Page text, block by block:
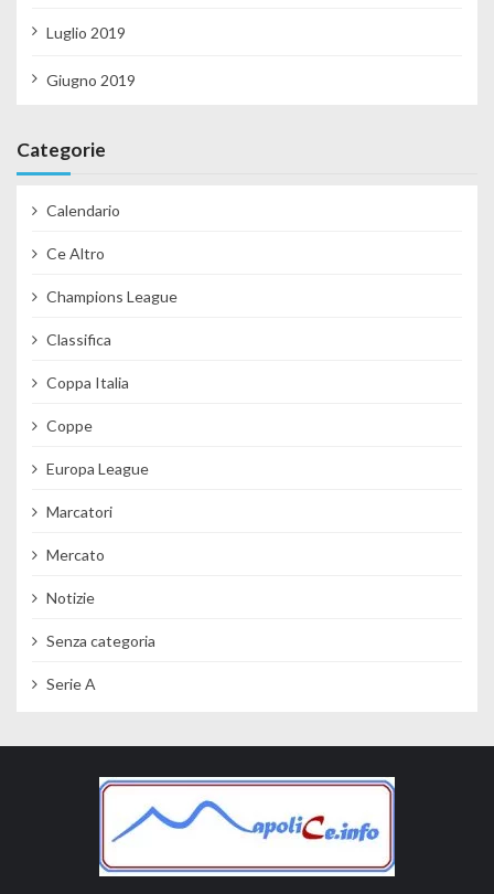
Luglio 2019
Giugno 2019
Categorie
Calendario
Ce Altro
Champions League
Classifica
Coppa Italia
Coppe
Europa League
Marcatori
Mercato
Notizie
Senza categoria
Serie A